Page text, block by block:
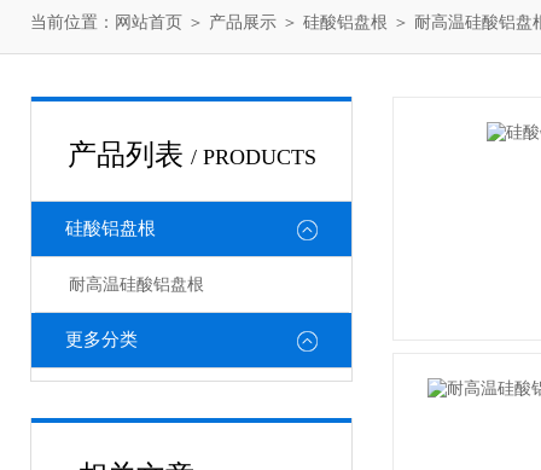
当前位置： 网站首页 ＞ 产品展示 ＞ 硅酸铝盘根 ＞ 耐高温硅酸铝盘
产品列表 / PRODUCTS
硅酸铝盘根
耐高温硅酸铝盘根
更多分类